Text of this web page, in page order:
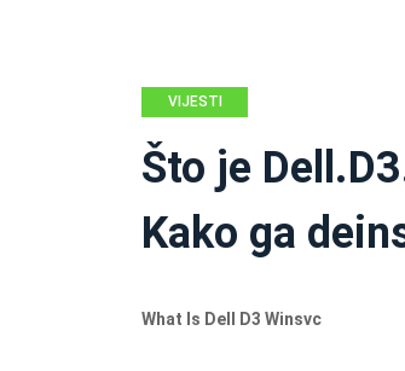
VIJESTI
Što je
Kako ga
What Is Dell D3 Winsvc